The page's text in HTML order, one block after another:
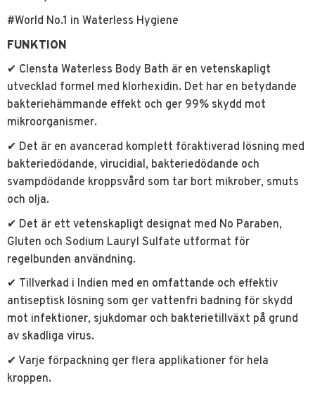
#World No.1 in Waterless Hygiene
FUNKTION
✔ Clensta Waterless Body Bath är en vetenskapligt
utvecklad formel med klorhexidin. Det har en betydande
bakteriehämmande effekt och ger 99% skydd mot
mikroorganismer.
✔ Det är en avancerad komplett föraktiverad lösning med
bakteriedödande, virucidial, bakteriedödande och
svampdödande kroppsvård som tar bort mikrober, smuts
och olja.
✔ Det är ett vetenskapligt designat med No Paraben,
Gluten och Sodium Lauryl Sulfate utformat för
regelbunden användning.
✔ Tillverkad i Indien med en omfattande och effektiv
antiseptisk lösning som ger vattenfri badning för skydd
mot infektioner, sjukdomar och bakterietillväxt på grund
av skadliga virus.
✔ Varje förpackning ger flera applikationer för hela
kroppen.